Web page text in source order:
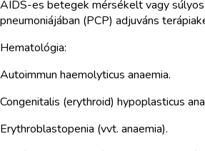
AIDS-es betegek mérsékelt vagy
pneumoniájában (PCP) adjuváns
Hematológia:
Autoimmun haemolyticus anaemia.
Congenitalis (erythroid) hypoplasticus
Erythroblastopenia (vvt. anaemia).